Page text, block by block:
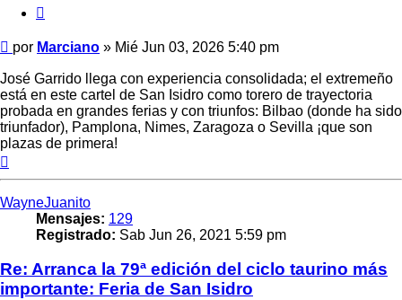
Mensaje
por Marciano » Mié Jun 03, 2026 5:40 pm
José Garrido llega con experiencia consolidada; el extremeño
está en este cartel de San Isidro como torero de trayectoria
probada en grandes ferias y con triunfos: Bilbao (donde ha sido
triunfador), Pamplona, Nimes, Zaragoza o Sevilla ¡que son
plazas de primera!
WayneJuanito
Mensajes: 129
Registrado: Sab Jun 26, 2021 5:59 pm
Re: Arranca la 79ª edición del ciclo taurino más
importante: Feria de San Isidro